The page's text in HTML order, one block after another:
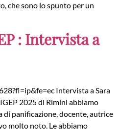
che sono lo spunto per un
: Intervista a
Intervista a Sara
2025 di Rimini abbiamo
di panificazione, docente, autrice
molto noto. Le abbiamo